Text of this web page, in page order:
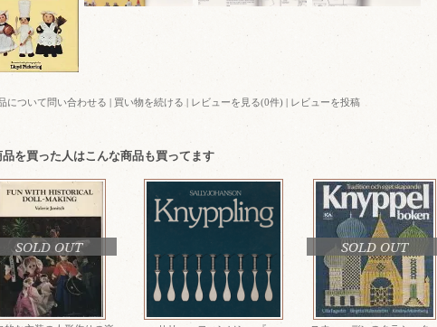
について問い合わせる 買い物を続ける| レビューを見る(0件) レビューを投稿
品を買った人はこんな商品も買ってます
SOLD OUT SOLD OUT